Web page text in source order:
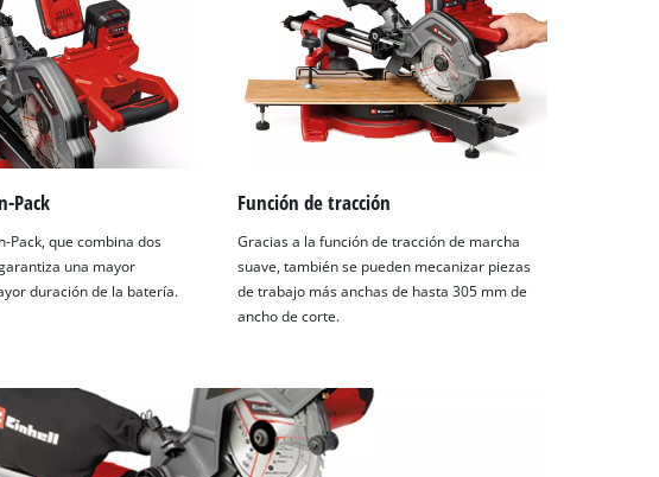
Pack
Pack, que combina dos
una mayor
duración de la batería.
Función de tracción
Gracias a la función de tracción de marcha
suave, también se pueden mecanizar piezas
de trabajo más anchas de hasta 305 mm de
ancho de corte.